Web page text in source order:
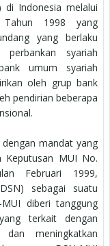
di Indonesia melalui
Tahun 1998 yang
yang berlaku
syariah
umum syariah
oleh grup bank
pendirian beberapa
mandat yang
Keputusan MUI No.
Februari 1999,
sebagai suatu
diberi tanggung
terkait dengan
meningkatkan